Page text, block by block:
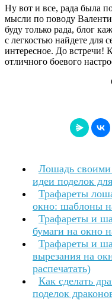
Ну вот и все, рада была
мысли по поводу
буду только рада, блог
с легкостью найдете для
интересное. До встречи!
отличного боевого
Лошадь
идеи поделок
Трафареты
окно: шаблоны
Трафареты и
бумаги на окно
Трафареты и
вырезания на
распечатать)
Как сделать
поделок